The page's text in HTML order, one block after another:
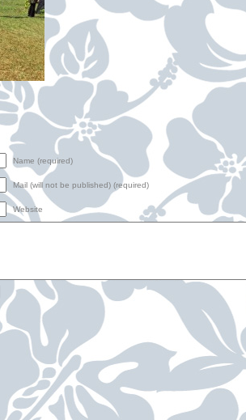
Name (required)
Mail (will not be published) (required)
Website